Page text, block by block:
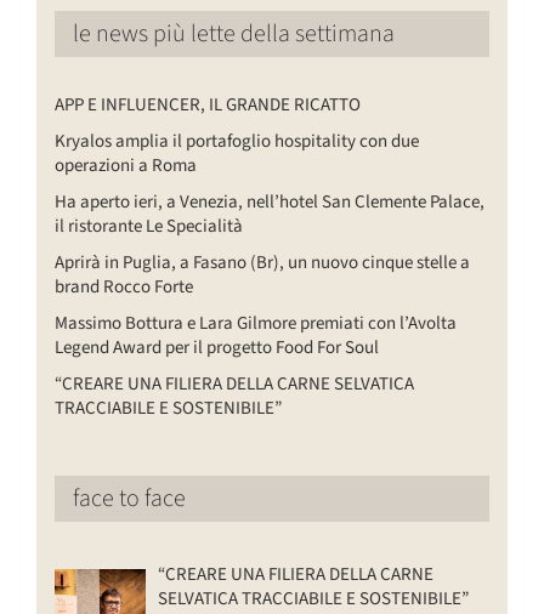
le news più lette della settimana
APP E INFLUENCER, IL GRANDE RICATTO
Kryalos amplia il portafoglio hospitality con due
operazioni a Roma
Ha aperto ieri, a Venezia, nell’hotel San Clemente Palace,
il ristorante Le Specialità
Aprirà in Puglia, a Fasano (Br), un nuovo cinque stelle a
brand Rocco Forte
Massimo Bottura e Lara Gilmore premiati con l’Avolta
Legend Award per il progetto Food For Soul
“CREARE UNA FILIERA DELLA CARNE SELVATICA
TRACCIABILE E SOSTENIBILE”
face to face
“CREARE UNA FILIERA DELLA CARNE
SELVATICA TRACCIABILE E SOSTENIBILE”